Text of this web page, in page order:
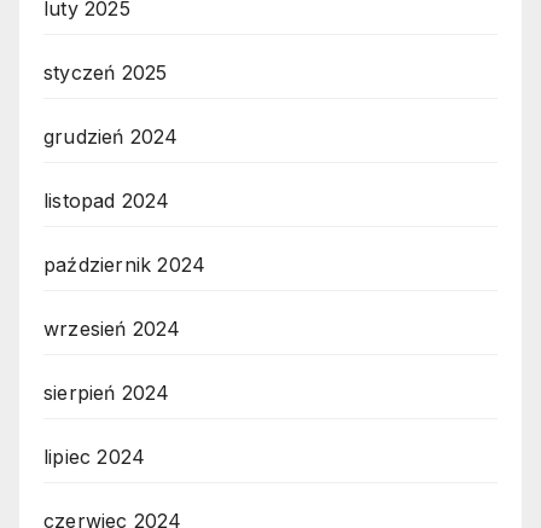
luty 2025
styczeń 2025
grudzień 2024
listopad 2024
październik 2024
wrzesień 2024
sierpień 2024
lipiec 2024
czerwiec 2024